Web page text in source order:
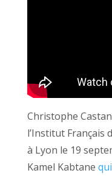
Christophe
l’Institut Français
à Lyon le 19
Kamel Kabtane